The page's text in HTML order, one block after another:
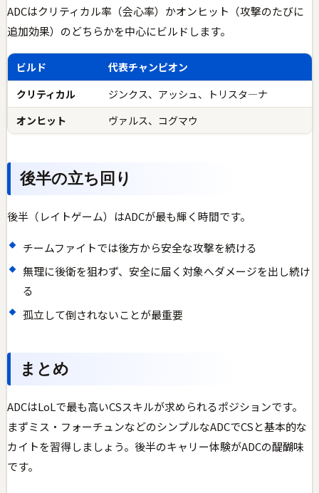
ADCはクリティカル率（会心率）かオンヒット（攻撃のたびに
追加効果）のどちらかを中心にビルドします。
ビルド
代表チャンピオン
クリティカル
ジンクス、アッシュ、トリスタ―ナ
オンヒット
ヴァルス、コグマウ
後半の立ち回り
後半（レイトゲーム）はADCが最も輝く時間です。
チームファイトでは後方から安全な攻撃を続ける
無理に後衛を狙わず、安全に届く対象へダメージを出し続け
る
孤立して倒されないことが最重要
まとめ
ADCはLoLで最も高いCSスキルが求められるポジションです。
まずミス・フォーチュンなどのシンプルなADCでCSと基本的な
カイトを習得しましょう。後半のキャリー体験がADCの醍醐味
です。